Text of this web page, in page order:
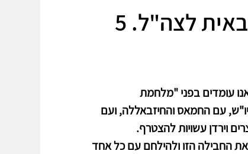
התכנית להחזיר את העוצמה הצבאית לצה"ל. 5
עומדים בפני "מלחמת
איו"ש, עם החמאס והחיזבאללה, ועם
וירדן עשויות להצטרף.
החבילה הזו ולהילחם עם כל אחד